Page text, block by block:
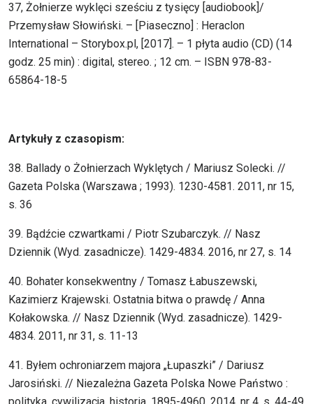
37, Żołnierze wyklęci sześciu z tysięcy [audiobook]/
Przemysław Słowiński. – [Piaseczno] : Heraclon
International – Storybox.pl, [2017]. – 1 płyta audio (CD) (14
godz. 25 min) : digital, stereo. ; 12 cm. – ISBN 978-83-
65864-18-5
Artykuły z czasopism:
38. Ballady o Żołnierzach Wyklętych / Mariusz Solecki. //
Gazeta Polska (Warszawa ; 1993). 1230-4581. 2011, nr 15,
s. 36
39. Bądźcie czwartkami / Piotr Szubarczyk. // Nasz
Dziennik (Wyd. zasadnicze). 1429-4834. 2016, nr 27, s. 14
40. Bohater konsekwentny / Tomasz Łabuszewski,
Kazimierz Krajewski. Ostatnia bitwa o prawdę / Anna
Kołakowska. // Nasz Dziennik (Wyd. zasadnicze). 1429-
4834. 2011, nr 31, s. 11-13
41. Byłem ochroniarzem majora „Łupaszki” / Dariusz
Jarosiński. // Niezależna Gazeta Polska Nowe Państwo :